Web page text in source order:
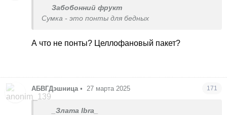
Забобонний фрукт
Сумка - это понты для бедных
А что не понты? Целлофановый пакет?
АБВГДэшница • 27 марта 2025 171
_Злата Ibra_